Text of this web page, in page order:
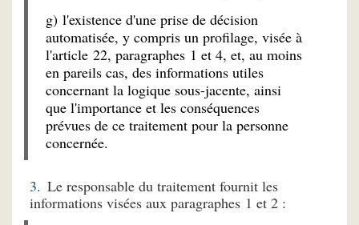
g) l'existence d'une prise de décision
automatisée, y compris un profilage, visée à
l'article 22, paragraphes 1 et 4, et, au moins
en pareils cas, des informations utiles
concernant la logique sous-jacente, ainsi
que l'importance et les conséquences
prévues de ce traitement pour la personne
concernée.
Le responsable du traitement fournit les
informations visées aux paragraphes 1 et 2 :